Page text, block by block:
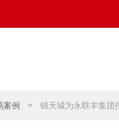
案例 > 锦天城为永联丰集团